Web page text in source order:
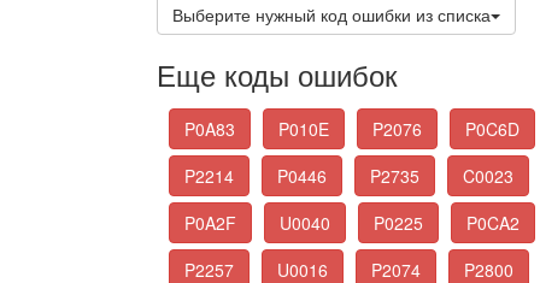
Выберите нужный код ошибки из списка
Еще коды ошибок
P0A83 P010E P2076
P0C6D
P2214
P0446 P2735
C0023
P0A2F
U0040 P0225
P0CA2
P2257
U0016 P2074
P2800